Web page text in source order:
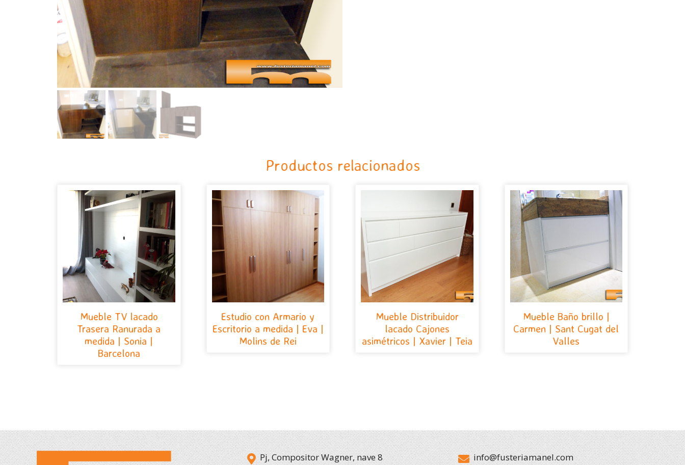
Productos relacionados
Mueble TV lacado
Trasera Ranurada a
medida | Sonia |
Barcelona
Estudio con Armario y
Escritorio a medida | Eva |
Molins de Rei
Mueble Distribuidor
lacado Cajones
asimétricos | Xavier | Teia
Mueble Baño brillo |
Carmen | Sant Cugat del
Valles
Pj, Compositor Wagner, nave 8
info@fusteriamanel.com